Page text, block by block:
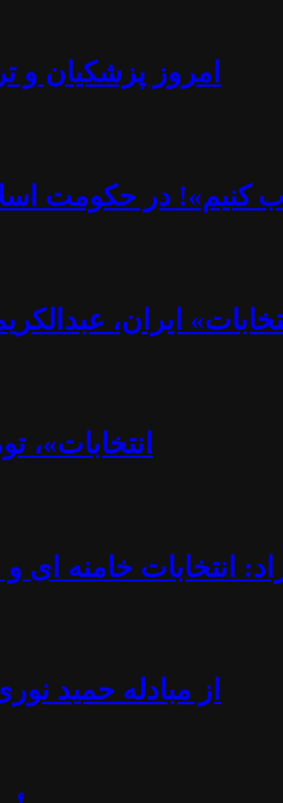
امروز پزشکیان و
کنیم»! در حکومت
ایران،
انتخابات خامنه
از مبادله حمید